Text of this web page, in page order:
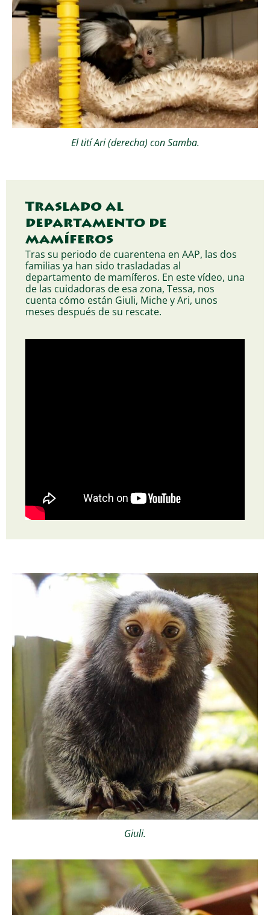
El tití Ari (derecha) con Samba.
Traslado al
departamento de
mamíferos
Tras su periodo de cuarentena en AAP, las dos
familias ya han sido trasladadas al
departamento de mamíferos. En este vídeo, una
de las cuidadoras de esa zona, Tessa, nos
cuenta cómo están Giuli, Miche y Ari, unos
meses después de su rescate.
Giuli.